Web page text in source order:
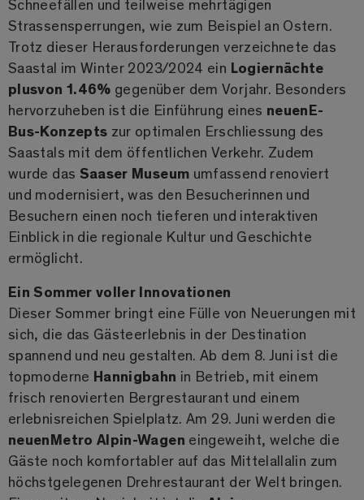
Schneefällen und teilweise mehrtägigen
Strassensperrungen, wie zum Beispiel an Ostern.
Trotz dieser Herausforderungen verzeichnete das
Saastal im Winter 2023/2024 ein Logiernächte
plusvon 1.46% gegenüber dem Vorjahr. Besonders
hervorzuheben ist die Einführung eines neuenE-
Bus-Konzepts zur optimalen Erschliessung des
Saastals mit dem öffentlichen Verkehr. Zudem
wurde das Saaser Museum umfassend renoviert
und modernisiert, was den Besucherinnen und
Besuchern einen noch tieferen und interaktiven
Einblick in die regionale Kultur und Geschichte
ermöglicht.
Ein Sommer voller Innovationen
Dieser Sommer bringt eine Fülle von Neuerungen mit
sich, die das Gästeerlebnis in der Destination
spannend und neu gestalten. Ab dem 8. Juni ist die
topmoderne Hannigbahn in Betrieb, mit einem
frisch renovierten Bergrestaurant und einem
erlebnisreichen Spielplatz. Am 29. Juni werden die
neuenMetro Alpin-Wagen eingeweiht, welche die
Gäste noch komfortabler auf das Mittelallalin zum
höchstgelegenen Drehrestaurant der Welt bringen.